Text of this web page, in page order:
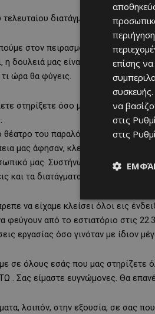
διατάγματος, τα
στον πειρασμό να
η δουλειά μας είναι η φιλοξενία,
ώρα θα φύγεις.
στηρίξετε όσο μπορείτε τα
θέατρο του παραλόγου. Η παράσταση
μας άφησαν, κλείνουμε από μόνοι
μας. Συστήνω σε όλους όσους
και τα διατάγματα, “γονάτισε” και μας.
να είχαμε κλείσει όλοι εις
φεύγουν από το εστιατόριο στις
εργασίας όσο γινόταν με ίδιον
σε όλους εσάς που μας στηρίζετε
. Σας είμαστε ευγνώμονες. Θα
λοιπόν, στην εξουσία, σε σας
επίσης
να
στις
στις